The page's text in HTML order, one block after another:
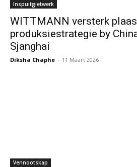
Inspuitgietwerk
WITTMANN versterk
produksiestrategie by
Sjanghai
Diksha Chaphe - 11 Maart 2026
Vennootskap